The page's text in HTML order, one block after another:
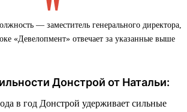
— заместитель генерального директора,
«Девелопмент» отвечает за указанные выше
Донстрой от Натальи:
в год Донстрой удерживает сильные